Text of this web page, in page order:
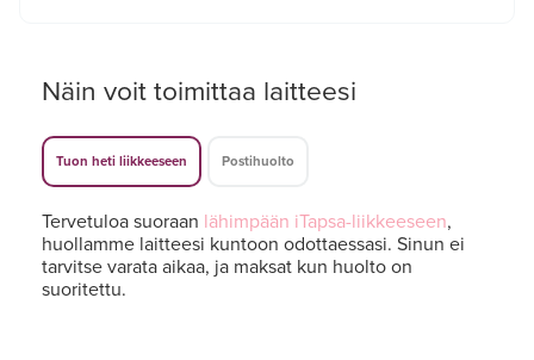
Näin voit toimittaa laitteesi
Tuon heti liikkeeseen Postihuolto
Tervetuloa suoraan lähimpään iTapsa-liikkeeseen,
huollamme laitteesi kuntoon odottaessasi. Sinun ei
tarvitse varata aikaa, ja maksat kun huolto on
suoritettu.